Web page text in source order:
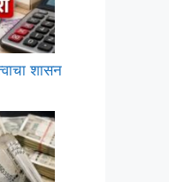
शासन